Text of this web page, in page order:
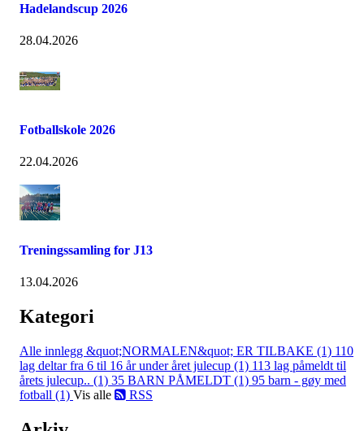
Hadelandscup 2026
28.04.2026
Fotballskole 2026
22.04.2026
Treningssamling for J13
13.04.2026
Kategori
Alle innlegg &quot;NORMALEN&quot; ER TILBAKE (1) 110
lag deltar fra 6 til 16 år under året julecup (1) 113 lag påmeldt til
årets julecup.. (1) 35 BARN PÅMELDT (1) 95 barn - gøy med
fotball (1) Vis alle RSS